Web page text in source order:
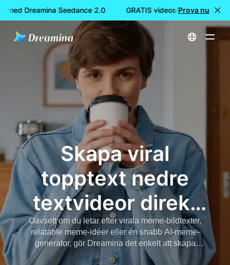
med Dreamina Seedance 2.0 GRATIS videoskapande med
Prova nu
Hem Skapa
Skapa viral
topptext nedre
textvideor direkt
med AI på
Dreamina
Oavsett om du letar efter virala meme-bildtexter,
relatable meme-idéer eller en snabb AI-meme-
generator, gör Dreamina det enkelt att skapa
innehåll som känns infödd i dagens internetkultur.